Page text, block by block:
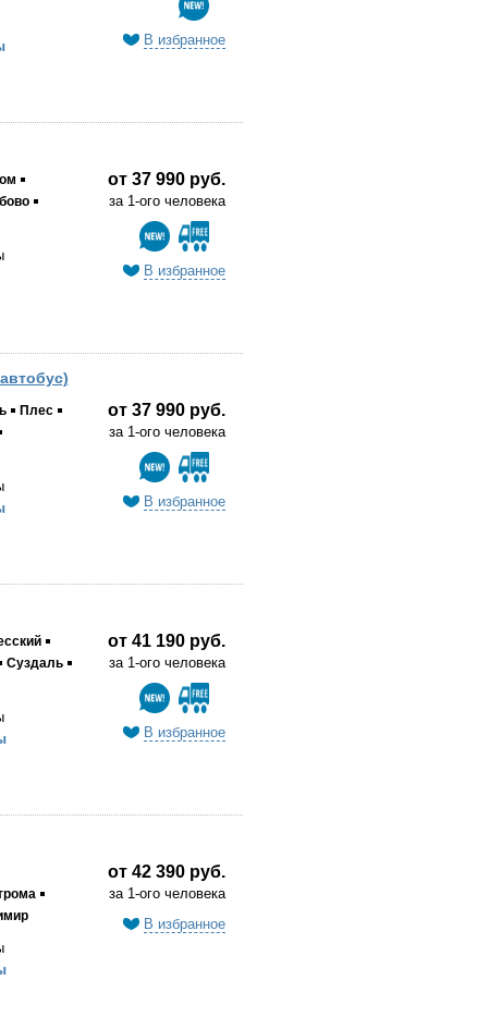
В избранное
от 37 990 руб.
за 1-ого человека
В избранное
Плес
от 37 990 руб.
за 1-ого человека
В избранное
Суздаль
от 41 190 руб.
за 1-ого человека
В избранное
от 42 390 руб.
за 1-ого человека
В избранное